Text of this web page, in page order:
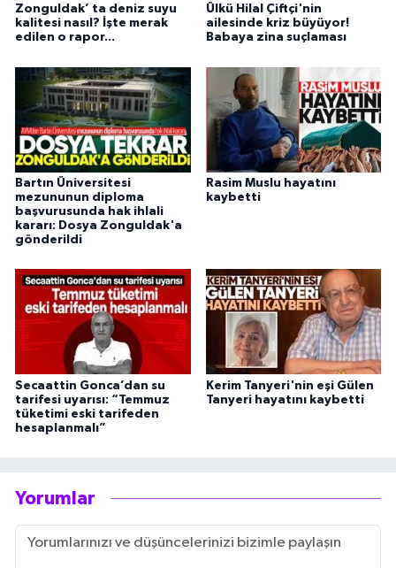
Zonguldak’ ta deniz suyu
kalitesi nasıl? İşte merak
edilen o rapor...
Ülkü Hilal Çiftçi'nin
ailesinde kriz büyüyor!
Babaya zina suçlaması
Bartın Üniversitesi
mezununun diploma
başvurusunda hak ihlali
kararı: Dosya Zonguldak'a
gönderildi
Rasim Muslu hayatını
kaybetti
Secaattin Gonca’dan su
tarifesi uyarısı: “Temmuz
tüketimi eski tarifeden
hesaplanmalı”
Kerim Tanyeri'nin eşi Gülen
Tanyeri hayatını kaybetti
Yorumlar